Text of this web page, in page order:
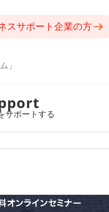
」
スサポート企業の方
サポートする